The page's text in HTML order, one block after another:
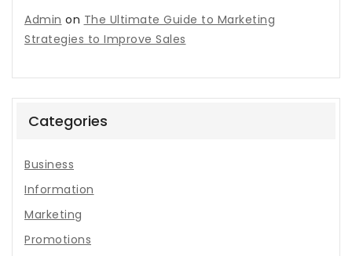
Admin on The Ultimate Guide to Marketing
Strategies to Improve Sales
Categories
Business
Information
Marketing
Promotions